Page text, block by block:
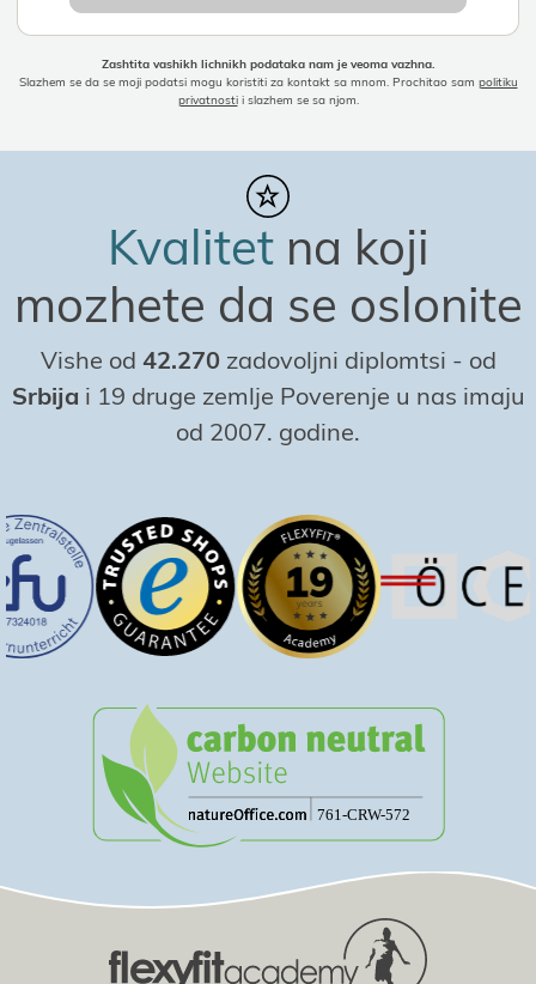
Zashtita vashikh lichnikh podataka nam јe veoma vazhna.
Slazhem se da se moјi podatsi mogu koristiti za kontakt sa mnom. Prochitao sam politiku
privatnostii slazhem se sa njom.
Kvalitetna koјi
mozhete da se oslonite
Vishe od 42.270 zadovoljni diplomtsi - od
Srbiјai 19 druge zemlje Poverenje u nas imaјu
od 2007. godine.